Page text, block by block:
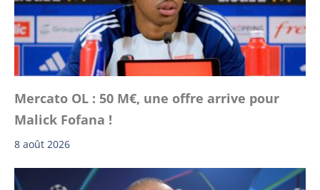
Mercato OL : 50 M€, une offre arrive pour
Malick Fofana !
8 août 2026